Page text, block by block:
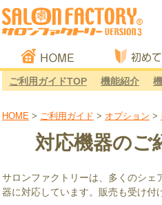
HOME 初めて
ご利用ガイドTOP 機能紹介
HOME > ご利用ガイド > オプション >
対応機器のご
サロンファクトリーは、多くのシェ
器に対応しています。販売も受け付